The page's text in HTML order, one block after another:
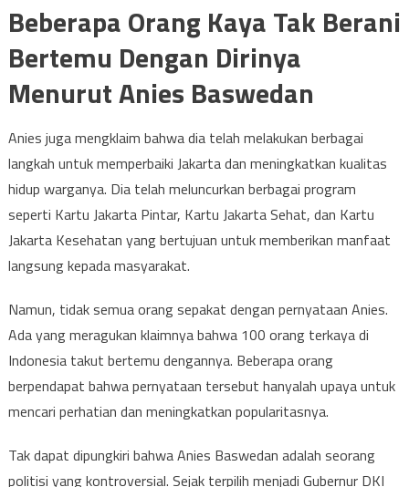
Beberapa Orang Kaya Tak Berani
Bertemu Dengan Dirinya
Menurut Anies Baswedan
Anies juga mengklaim bahwa dia telah melakukan berbagai
langkah untuk memperbaiki Jakarta dan meningkatkan kualitas
hidup warganya. Dia telah meluncurkan berbagai program
seperti Kartu Jakarta Pintar, Kartu Jakarta Sehat, dan Kartu
Jakarta Kesehatan yang bertujuan untuk memberikan manfaat
langsung kepada masyarakat.
Namun, tidak semua orang sepakat dengan pernyataan Anies.
Ada yang meragukan klaimnya bahwa 100 orang terkaya di
Indonesia takut bertemu dengannya. Beberapa orang
berpendapat bahwa pernyataan tersebut hanyalah upaya untuk
mencari perhatian dan meningkatkan popularitasnya.
Tak dapat dipungkiri bahwa Anies Baswedan adalah seorang
politisi yang kontroversial. Sejak terpilih menjadi Gubernur DKI